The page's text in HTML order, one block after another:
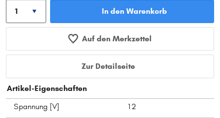
In den Warenkorb
Auf den Merkzettel
Zur Detailseite
Artikel-Eigenschaften
Spannung [V]
12